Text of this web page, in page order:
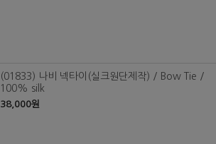
(01833) 나비 넥타이(실크원단제작) / Bow Tie /
100% silk
38,000원